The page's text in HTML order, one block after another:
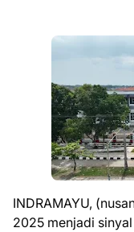
INDRAMAYU,
2025 menjadi